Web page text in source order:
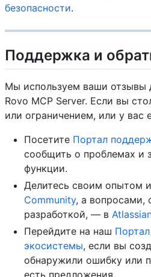
безопасности.
Поддержка и
Мы используем ваши отзывы
Rovo MCP Server. Если вы
или ограничением, или у вас
Посетите Портал
сообщить о проблемах и
функции.
Делитесь своим опытом
Community, а вопросами,
разработкой, — в
Перейдите на наш
экосистемы, если вы
обнаружили ошибку или
есть предложения.